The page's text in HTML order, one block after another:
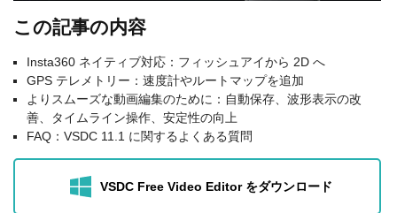
この記事の内容
Insta360 ネイティブ対応：フィッシュアイから 2D へ
GPS テレメトリー：速度計やルートマップを追加
よりスムーズな動画編集のために：自動保存、波形表示の改
善、タイムライン操作、安定性の向上
FAQ：VSDC 11.1 に関するよくある質問
VSDC Free Video Editor をダウンロード